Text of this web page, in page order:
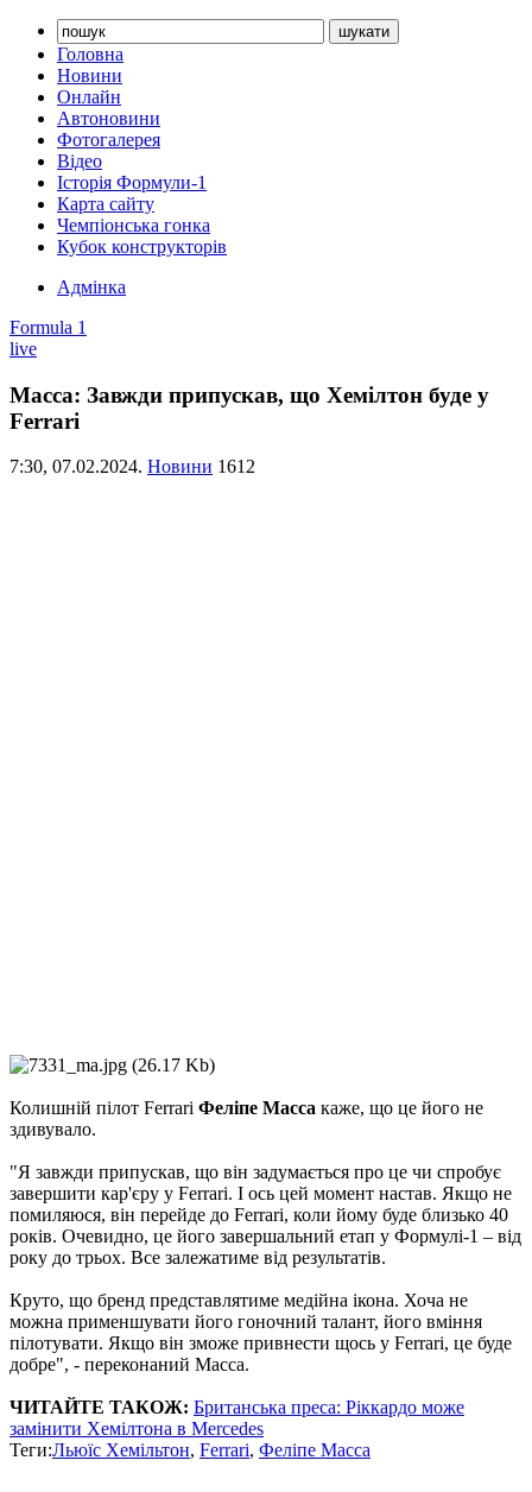
Головна
Новини
Онлайн
Автоновини
Фотогалерея
Відео
Історія Формули-1
Карта сайту
Чемпіонська гонка
Кубок конструкторів
Адмінка
Formula 1
live
Масса: Завжди припускав, що Хемілтон буде у
Ferrari
7:30, 07.02.2024. Новини 1612
Колишній пілот Ferrari Феліпе Масса каже, що це його не
здивувало.
"Я завжди припускав, що він задумається про це чи спробує
завершити кар'єру у Ferrari. І ось цей момент настав. Якщо не
помиляюся, він перейде до Ferrari, коли йому буде близько 40
років. Очевидно, це його завершальний етап у Формулі-1 – від
року до трьох. Все залежатиме від результатів.
Круто, що бренд представлятиме медійна ікона. Хоча не
можна применшувати його гоночний талант, його вміння
пілотувати. Якщо він зможе привнести щось у Ferrari, це буде
добре", - переконаний Масса.
ЧИТАЙТЕ ТАКОЖ: Британська преса: Ріккардо може
замінити Хемілтона в Mercedes
Теги:Льюїс Хемільтон, Ferrari, Феліпе Масса